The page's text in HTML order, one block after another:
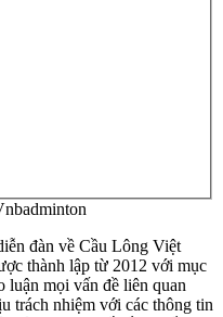
đàn về Cầu Lông Việt
thành lập từ 2012 với mục
luận mọi vấn đề liên quan
trách nhiệm với các thông tin